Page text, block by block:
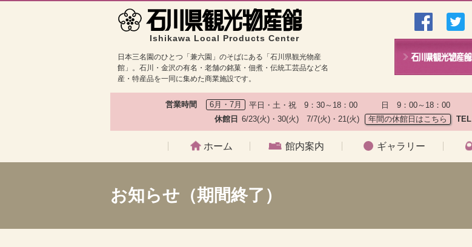
Ishikawa Local Products Center
日本三名園のひとつ「兼六園」のそばにある「石川県観光物産
館」。石川・金沢の有名・老舗の銘菓・佃煮・伝統工芸品など名
産・特産品を一同に集めた商業施設です。
営業時間 6月・7月 平日・土・祝　9：30～18：00　　　日　9：00～18：00
休館日 6/23(火)・30(火)　7/7(火)・21(火) 年間の休館日はこちら TEL
ホーム 館内案内 ギャラリー
お知らせ（期間終了）